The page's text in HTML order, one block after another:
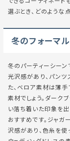
選ぶとき、どのような
冬のフォーマ
冬のパーティーシーン
光沢感があり、パンツ
た、ベロア素材は薄
素材でしょう。ダーク
い落ち着いた印象を出
おすすめです。ジャガ
沢感があり、色糸を使